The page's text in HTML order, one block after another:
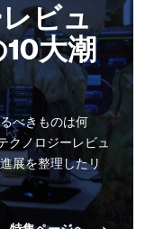
ビュ
大潮
べきものは何
クノロジーレビュ
展を整理したリ